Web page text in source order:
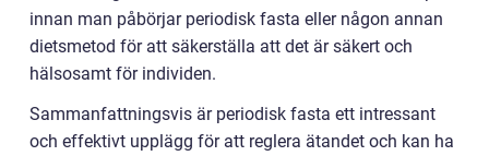
innan man påbörjar periodisk fasta eller någon annan
dietsmetod för att säkerställa att det är säkert och
hälsosamt för individen.
Sammanfattningsvis är periodisk fasta ett intressant
och effektivt upplägg för att reglera ätandet och kan ha